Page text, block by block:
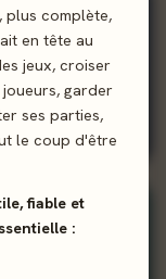
plus complète,
en tête au
jeux, croiser
garder
ses parties,
le coup d'être
fiable et
:
91%